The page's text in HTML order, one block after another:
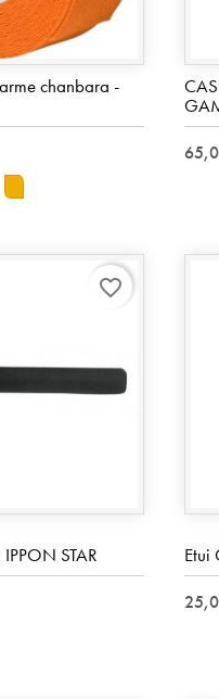
chanbara -
orange
STAR
favorite_border
Etui